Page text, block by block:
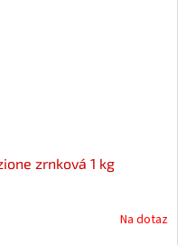
zrnková 1 kg
Na dotaz